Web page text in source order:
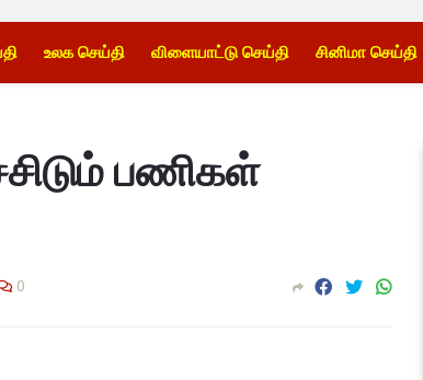
உலக செய்தி விளையாட்டு செய்தி சினிமா செய்தி
பணிகள்
0